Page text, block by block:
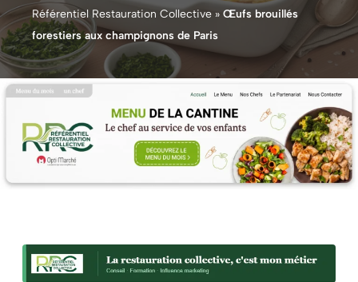
Référentiel Restauration Collective » Œufs brouillés
forestiers aux champignons de Paris